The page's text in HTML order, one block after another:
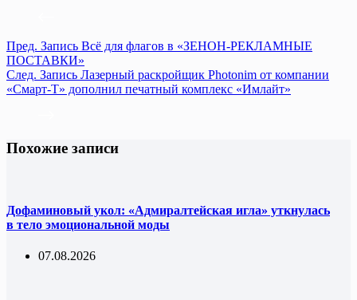
Пред. Запись Всё для флагов в «ЗЕНОН-РЕКЛАМНЫЕ
ПОСТАВКИ»
След. Запись Лазерный раскройщик Photonim от компании
«Смарт-Т» дополнил печатный комплекс «Имлайт»
Похожие записи
Дофаминовый укол: «Адмиралтейская игла» уткнулась
в тело эмоциональной моды
07.08.2026